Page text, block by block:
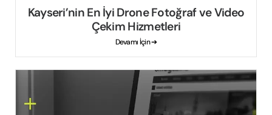
Kayseri’nin En İyi Drone Fotoğraf ve Video
Çekim Hizmetleri
Devamı İçin ➔